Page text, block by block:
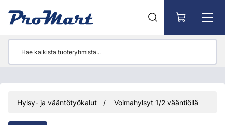
Hylsy- ja vääntötyökalut Voimahylsyt 1/2 vääntiöllä